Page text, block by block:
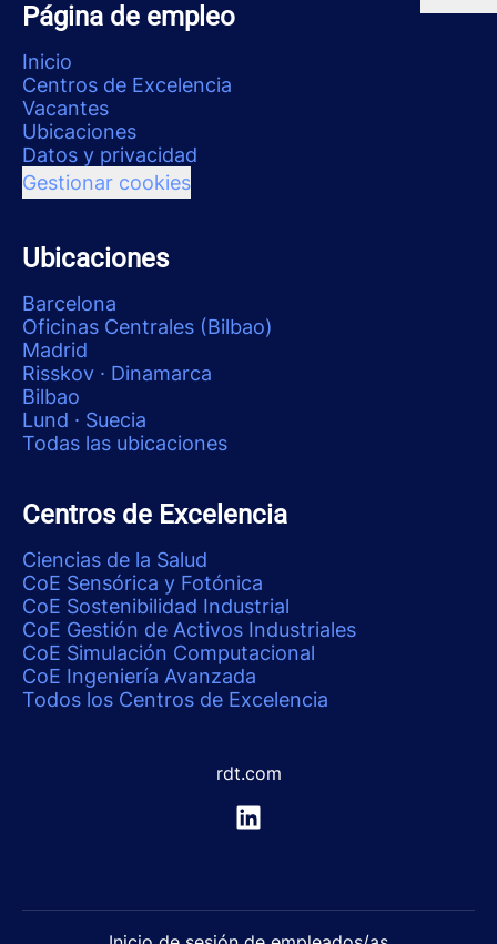
Página de empleo
Inicio
Centros de Excelencia
Vacantes
Ubicaciones
Datos y privacidad
Gestionar cookies
Ubicaciones
Barcelona
Oficinas Centrales (Bilbao)
Madrid
Risskov · Dinamarca
Bilbao
Lund · Suecia
Todas las ubicaciones
Centros de Excelencia
Ciencias de la Salud
CoE Sensórica y Fotónica
CoE Sostenibilidad Industrial
CoE Gestión de Activos Industriales
CoE Simulación Computacional
CoE Ingeniería Avanzada
Todos los Centros de Excelencia
rdt.com